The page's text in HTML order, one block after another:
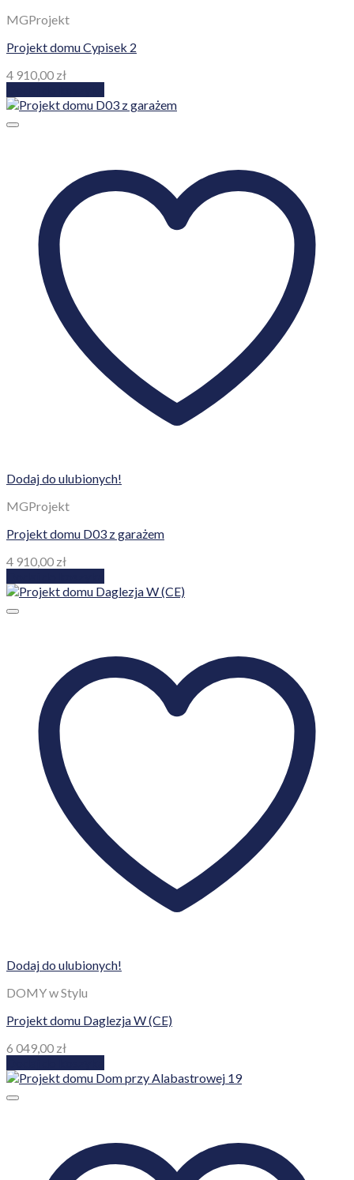
MGProjekt
Projekt domu Cypisek 2
4 910,00 zł
Dodaj do ulubionych!
MGProjekt
Projekt domu D03 z garażem
4 910,00 zł
Dodaj do ulubionych!
DOMY w Stylu
Projekt domu Daglezja W (CE)
6 049,00 zł